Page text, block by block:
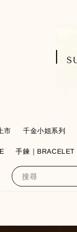
搜尋
市 千金小姐系列
手鍊｜BRACELET